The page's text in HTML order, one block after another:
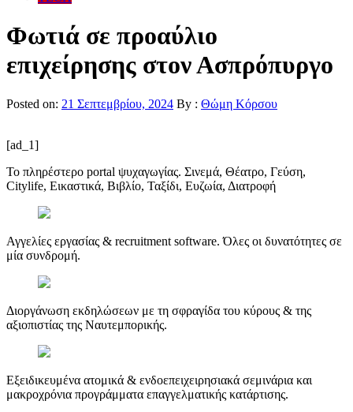
Φωτιά σε προαύλιο
επιχείρησης στον Ασπρόπυργο
Posted on: 21 Σεπτεμβρίου, 2024 By : Θώμη Κόρσου
[ad_1]
Το πληρέστερο portal ψυχαγωγίας. Σινεμά, Θέατρο, Γεύση,
Citylife, Εικαστικά, Βιβλίο, Ταξίδι, Ευζωία, Διατροφή
Αγγελίες εργασίας & recruitment software. Όλες οι δυνατότητες σε
μία συνδρομή.
Διοργάνωση εκδηλώσεων με τη σφραγίδα του κύρους & της
αξιοπιστίας της Ναυτεμπορικής.
Εξειδικευμένα ατομικά & ενδοεπειχειρησιακά σεμινάρια και
μακροχρόνια προγράμματα επαγγελματικής κατάρτισης.